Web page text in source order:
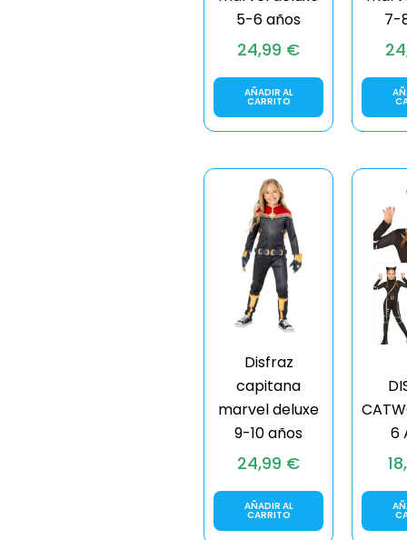
5-6 años
24,99 €
AÑADIR AL
CARRITO
7-
Disfraz
capitana
marvel deluxe
9-10 años
24,99 €
AÑADIR AL
CARRITO
6